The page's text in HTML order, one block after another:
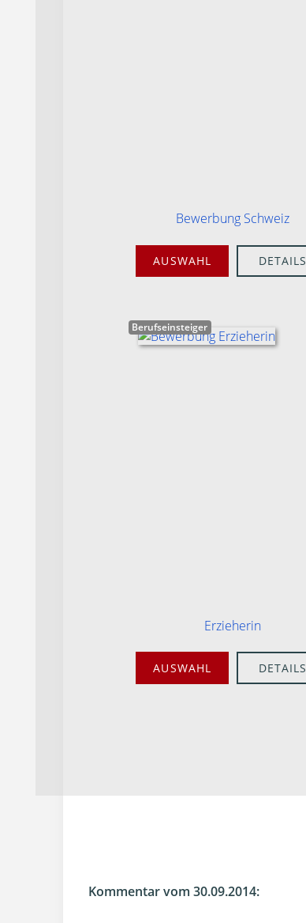
Bewerbung Schweiz
AUSWAHL DETAILS
Berufseinsteiger
Erzieherin
AUSWAHL DETAILS
Kommentar vom 30.09.2014: